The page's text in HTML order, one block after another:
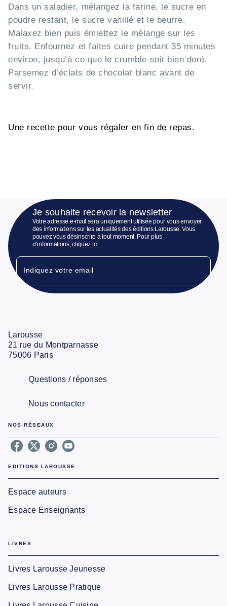
Dans un saladier, mélangez la farine, le sucre en
poudre restant, le sucre vanillé et le beurre.
Malaxez bien puis émiettez le mélange sur les
fruits. Enfournez et faites cuire pendant 35 minutes
environ, jusqu’à ce que le crumble soit bien doré.
Parsemez d’éclats de chocolat blanc avant de
servir.
Une recette pour vous régaler en fin de repas.
Je souhaite recevoir la newsletter
Votre adresse e-mail sera uniquement utilisée pour vous envoyer
des informations sur les actualités des éditions Larousse. Vous
pouvez vous désinscrire à tout moment. Pour plus
d’informations,cliquez ici
Indiquez votre email
Larousse
21 rue du Montparnasse
75006 Paris
Questions / réponses
Nous contacter
NOS RÉSEAUX
EDITIONS LAROUSSE
Espace auteurs
Espace Enseignants
LIVRES
Livres Larousse Jeunesse
Livres Larousse Pratique